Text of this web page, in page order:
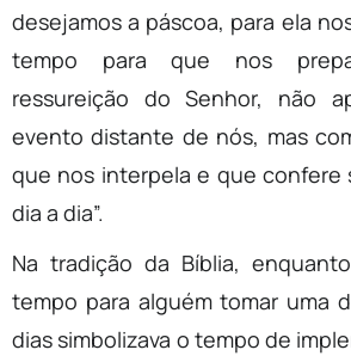
desejamos a páscoa, para ela
tempo para que nos
ressureição do Senhor, não
evento distante de nós, mas
que nos interpela e que confere
dia a dia”.
Na tradição da Bíblia,
tempo para alguém tomar uma
dias simbolizava o tempo de